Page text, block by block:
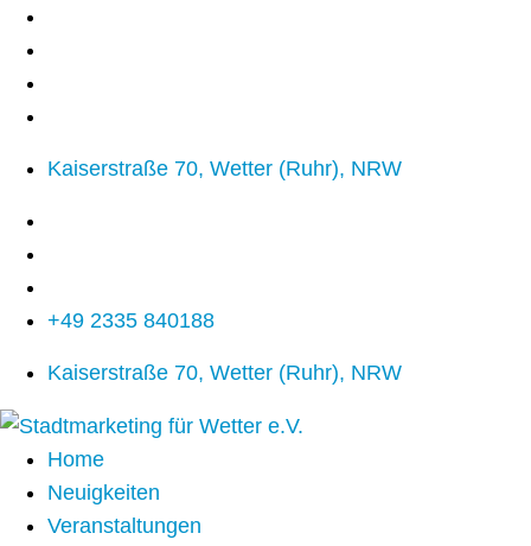
Kaiserstraße 70, Wetter (Ruhr), NRW
+49 2335 840188
Kaiserstraße 70, Wetter (Ruhr), NRW
Home
Neuigkeiten
Veranstaltungen